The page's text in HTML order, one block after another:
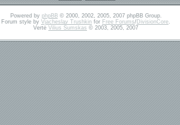
Powered by phpBB© 2000, 2002, 2005, 2007 phpBB Group.
Forum style by Vjacheslav Trushkin for Free Forums/ DivisionCore.
Vertė Vilius Šumskas © 2003, 2005, 2007